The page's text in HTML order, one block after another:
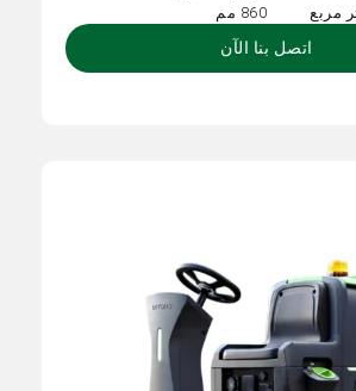
860 مم
اتصل بنا الآن